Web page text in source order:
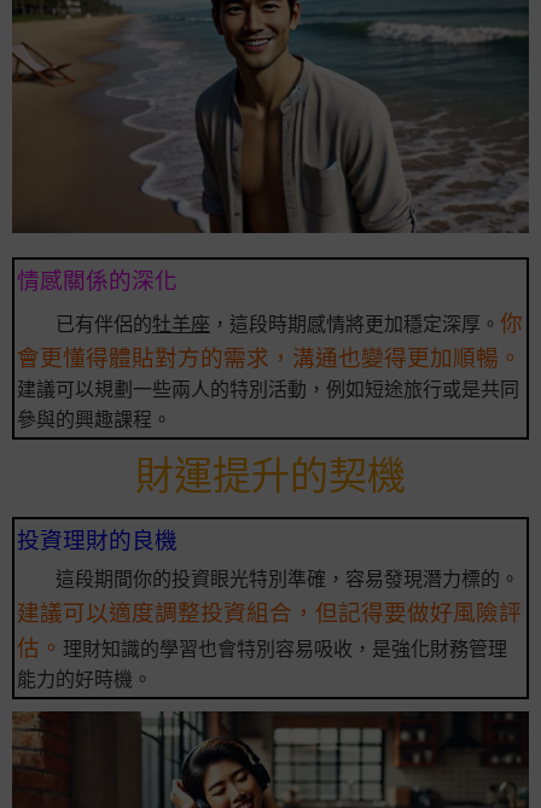
情感關係的深化
已有伴侶的牡羊座 ，這段時期感情將更加穩定深厚。 你
會更懂得體貼對方的需求，溝通也變得更加順暢。
建議可以規劃一些兩人的特別活動，例如短途旅行或是共同
參與的興趣課程。
財運提升的契機
投資理財的良機
這段期間你的投資眼光特別準確，容易發現潛力標的。
建議可以適度調整投資組合，但記得要做好風險評
估。 理財知識的學習也會特別容易吸收，是強化財務管理
能力的好時機。